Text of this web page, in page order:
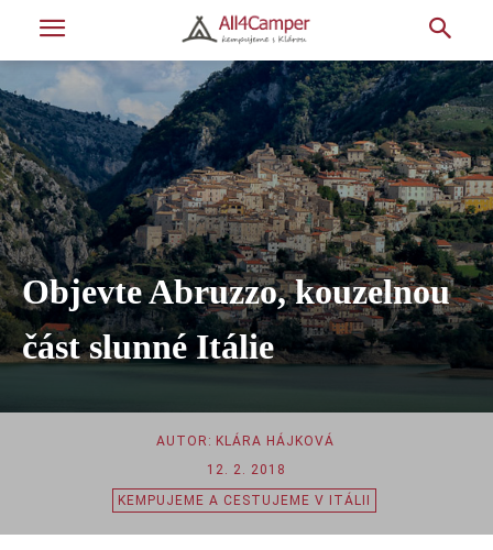
Objevte Abruzzo, kouzelnou
část slunné Itálie
AUTOR: KLÁRA HÁJKOVÁ
12. 2. 2018
KEMPUJEME A CESTUJEME V ITÁLII